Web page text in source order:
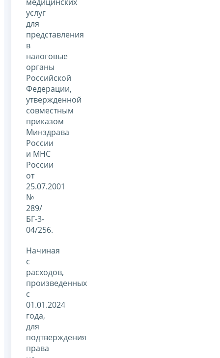
услуг
для
представления
в
налоговые
органы
Российской
Федерации,
утвержденной
совместным
приказом
Минздрава
России
и МНС
России
от
25.07.2001
№
289/
БГ-3-
04/256.
Начиная
с
расходов,
произведенных
с
01.01.2024
года,
для
подтверждения
права